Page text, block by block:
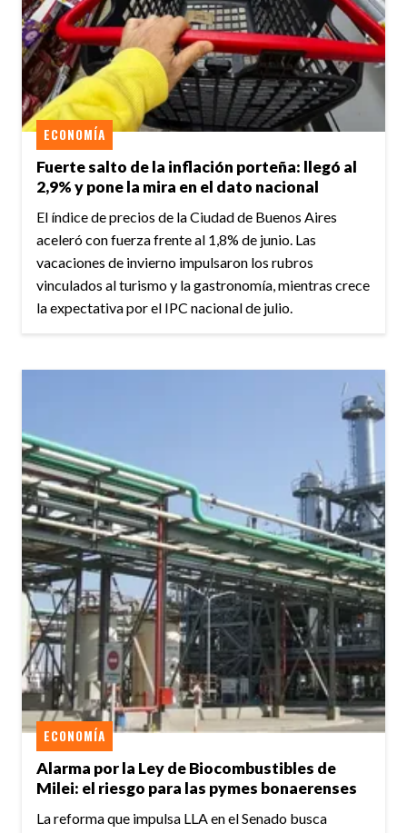
Fuerte salto de la inflación porteña: llegó al
2,9% y pone la mira en el dato nacional
ECONOMÍA
El índice de precios de la Ciudad de Buenos Aires
aceleró con fuerza frente al 1,8% de junio. Las
vacaciones de invierno impulsaron los rubros
vinculados al turismo y la gastronomía, mientras crece
la expectativa por el IPC nacional de julio.
Alarma por la Ley de Biocombustibles de
Milei: el riesgo para las pymes bonaerenses
ECONOMÍA
La reforma que impulsa LLA en el Senado busca